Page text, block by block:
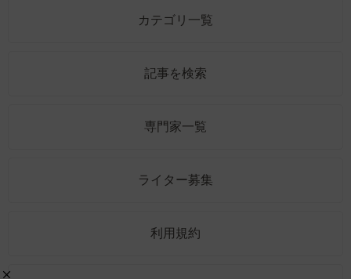
カテゴリ一覧
記事を検索
専門家一覧
ライター募集
利用規約